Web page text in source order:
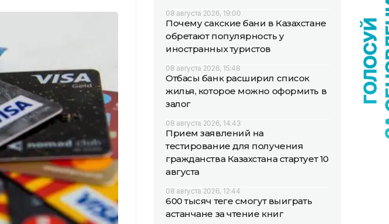
08 августа 2026, 19:00
Почему сакские бани в Казахстане
обретают популярность у
иностранных туристов
08 августа 2026, 15:48
Отбасы банк расширил список
жилья, которое можно оформить в
залог
08 августа 2026, 14:43
Прием заявлений на
тестирование для получения
гражданства Казахстана стартует 10
августа
08 августа 2026, 12:44
600 тысяч теңге смогут выиграть
астанчане за чтение книг